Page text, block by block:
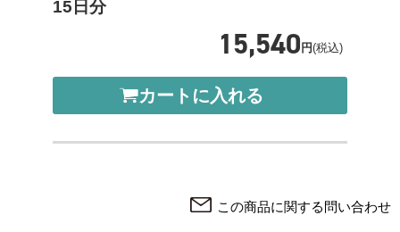
15日分
15,540 円(税込)
カートに入れる
この商品に関する問い合わせ